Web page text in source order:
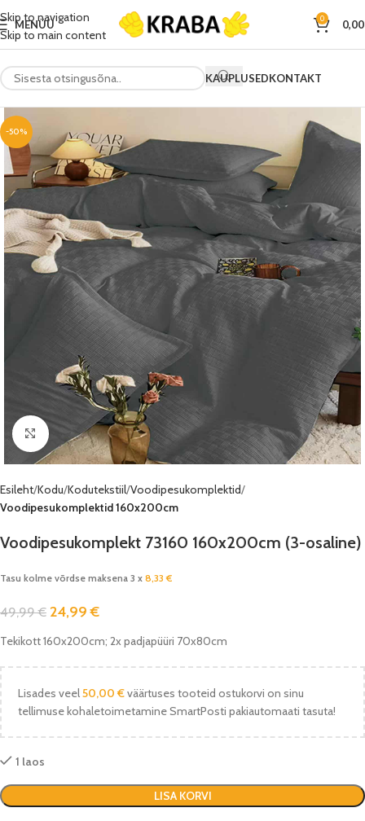
Skip to navigation
Skip to main content
MENÜÜ 0
KAUPLUSEDKONTAKT
-50%
Vaata pilti
Esileht Kodu Kodutekstiil Voodipesukomplektid
Voodipesukomplektid 160x200cm
Voodipesukomplekt 73160 160x200cm (3-osaline)
Tasu kolme võrdse maksena 3 x 8,33€
49,99€ 24,99€
Tekikott 160x200cm; 2x padjapüüri 70x80cm
Lisades veel50,00 €väärtuses tooteid ostukorvi on sinu
tellimuse kohaletoimetamine SmartPosti pakiautomaati tasuta!
1 laos
LISA KORVI